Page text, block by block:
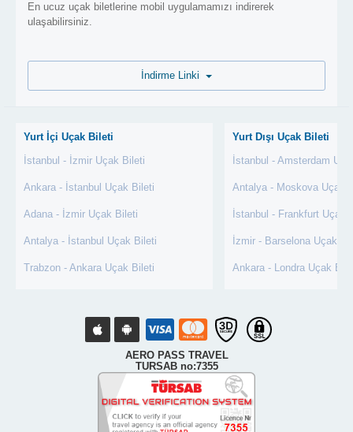
En ucuz uçak biletlerine mobil uygulamamızı indirerek
ulaşabilirsiniz.
Yurt İçi Uçak Bileti
İstanbul - İzmir Uçak Bileti
Ankara - İstanbul Uçak Bileti
Adana - İzmir Uçak Bileti
Antalya - İstanbul Uçak Bileti
Trabzon - Ankara Uçak Bileti
Yurt Dışı Uçak Bileti
İstanbul - Amsterdam
Antalya - Moskova Uçak
İstanbul - Frankfurt Uçak
İzmir - Barselona Uçak
Ankara - Londra Uçak
AERO PASS TRAVEL
TURSAB no:7355